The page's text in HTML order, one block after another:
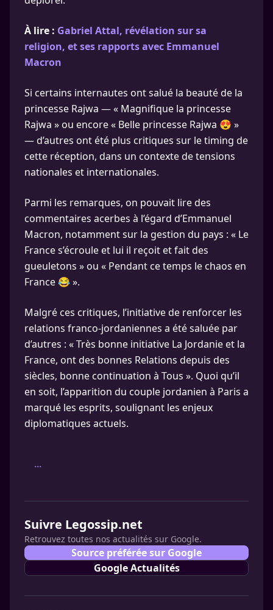
À lire : Gabriel Attal, révélation sur sa
religion, et ses rapports avec Emmanuel
Macron
Si certains internautes ont salué la beauté de la
princesse Rajwa — « Magnifique la princesse
Rajwa » ou encore « Belle princesse Rajwa 😍 »
— d’autres ont été plus critiques sur le timing de
cette réception, dans un contexte de tensions
nationales et internationales.
Parmi les remarques, on pouvait lire des
commentaires acerbes à l’égard d’Emmanuel
Macron, notamment sur la gestion du pays : « Le
France s’écroule et lui il reçoit et fait des
gueuletons » ou « Pendant ce temps le chaos en
France 😂 ».
Malgré ces critiques, l’initiative de renforcer les
relations franco-jordaniennes a été saluée par
d’autres : « Très bonne initiative La Jordanie et la
France, ont des bonnes Relations depuis des
siècles, bonne continuation à Tous ». Quoi qu’il
en soit, l’apparition du couple jordanien à Paris a
marqué les esprits, soulignant les enjeux
diplomatiques actuels.
...
Suivre Legossip.net
Retrouvez toutes nos actualités sur Google.
Source préférée sur Google
Google Actualités